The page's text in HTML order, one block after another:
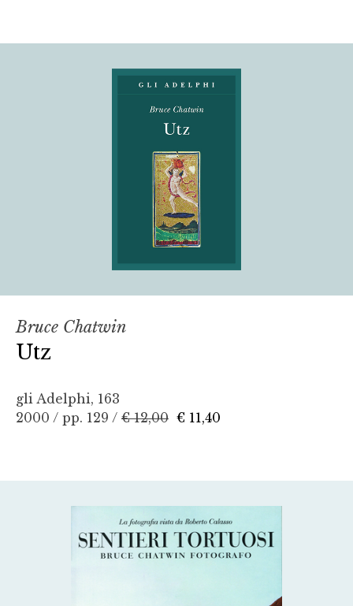
Bruce Chatwin
Utz
gli Adelphi, 163
2000 / pp. 129 / € 12,00 € 11,40